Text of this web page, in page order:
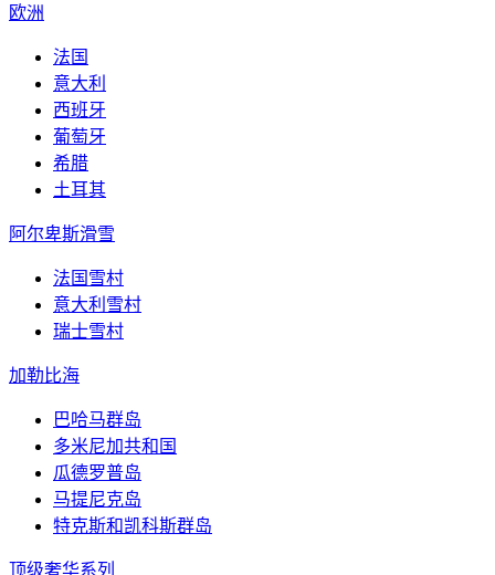
欧洲
法国
意大利
西班牙
葡萄牙
希腊
土耳其
阿尔卑斯滑雪
法国雪村
意大利雪村
瑞士雪村
加勒比海
巴哈马群岛
多米尼加共和国
瓜德罗普岛
马提尼克岛
特克斯和凯科斯群岛
顶级奢华系列